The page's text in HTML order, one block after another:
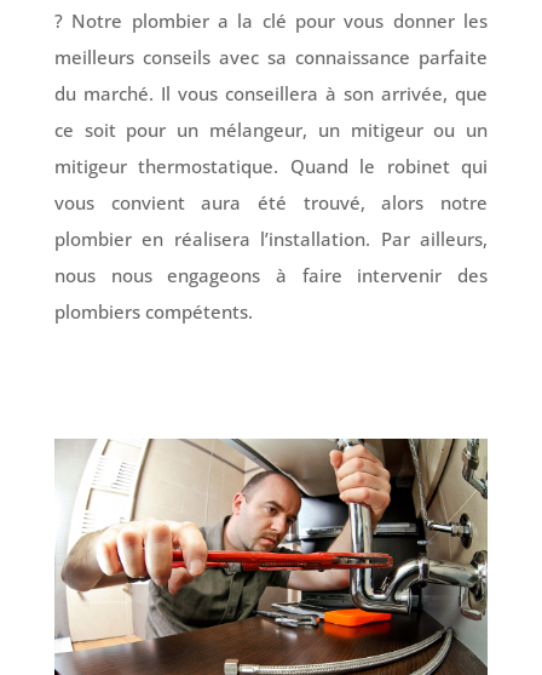
? Notre plombier a la clé pour vous donner les
meilleurs conseils avec sa connaissance parfaite
du marché. Il vous conseillera à son arrivée, que
ce soit pour un mélangeur, un mitigeur ou un
mitigeur thermostatique. Quand le robinet qui
vous convient aura été trouvé, alors notre
plombier en réalisera l’installation. Par ailleurs,
nous nous engageons à faire intervenir des
plombiers compétents.